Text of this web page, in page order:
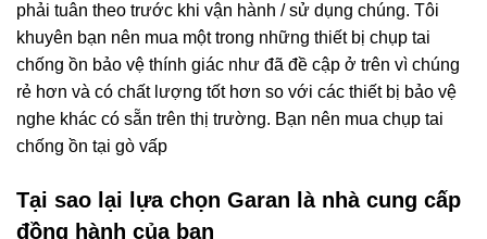
phải tuân theo trước khi vận hành / sử dụng chúng. Tôi
khuyên bạn nên mua một trong những thiết bị chụp tai
chống ồn bảo vệ thính giác như đã đề cập ở trên vì chúng
rẻ hơn và có chất lượng tốt hơn so với các thiết bị bảo vệ
nghe khác có sẵn trên thị trường. Bạn nên mua chụp tai
chống ồn tại gò vấp
Tại sao lại lựa chọn Garan là nhà cung cấp
đồng hành của bạn